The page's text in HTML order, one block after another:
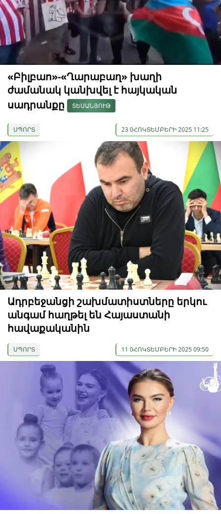
«Բիլբաո»-«Ղարաբաղ» խաղի
ժամանակ կանխվել է հայկական
սադրանքը
ՏԵՍԱՆՅՈՒԹ
ՍՊՈՐՏ 23 0ՀՈԿՏԵՄԲԵՐԻ 2025 11:25
Ադրբեջանցի շախմատիստները երկու
անգամ հաղթել են Հայաստանի
հավաքականին
ՍՊՈՐՏ 11 0ՀՈԿՏԵՄԲԵՐԻ 2025 09:50